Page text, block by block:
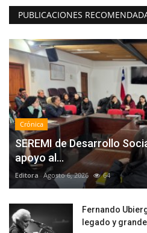
PUBLICACIONES
Crónica
SEREMI de Desarrollo
apoyo al...
Editora Agosto 6, 2026 64
Fernando
legado y